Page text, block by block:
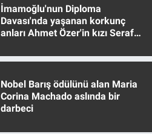
İmamoğlu'nun Diploma
Davası'nda yaşanan korkunç
anları Ahmet Özer'in kızı Seraf
Nobel Barış ödülünü alan Maria
Corina Machado aslında bir
darbeci